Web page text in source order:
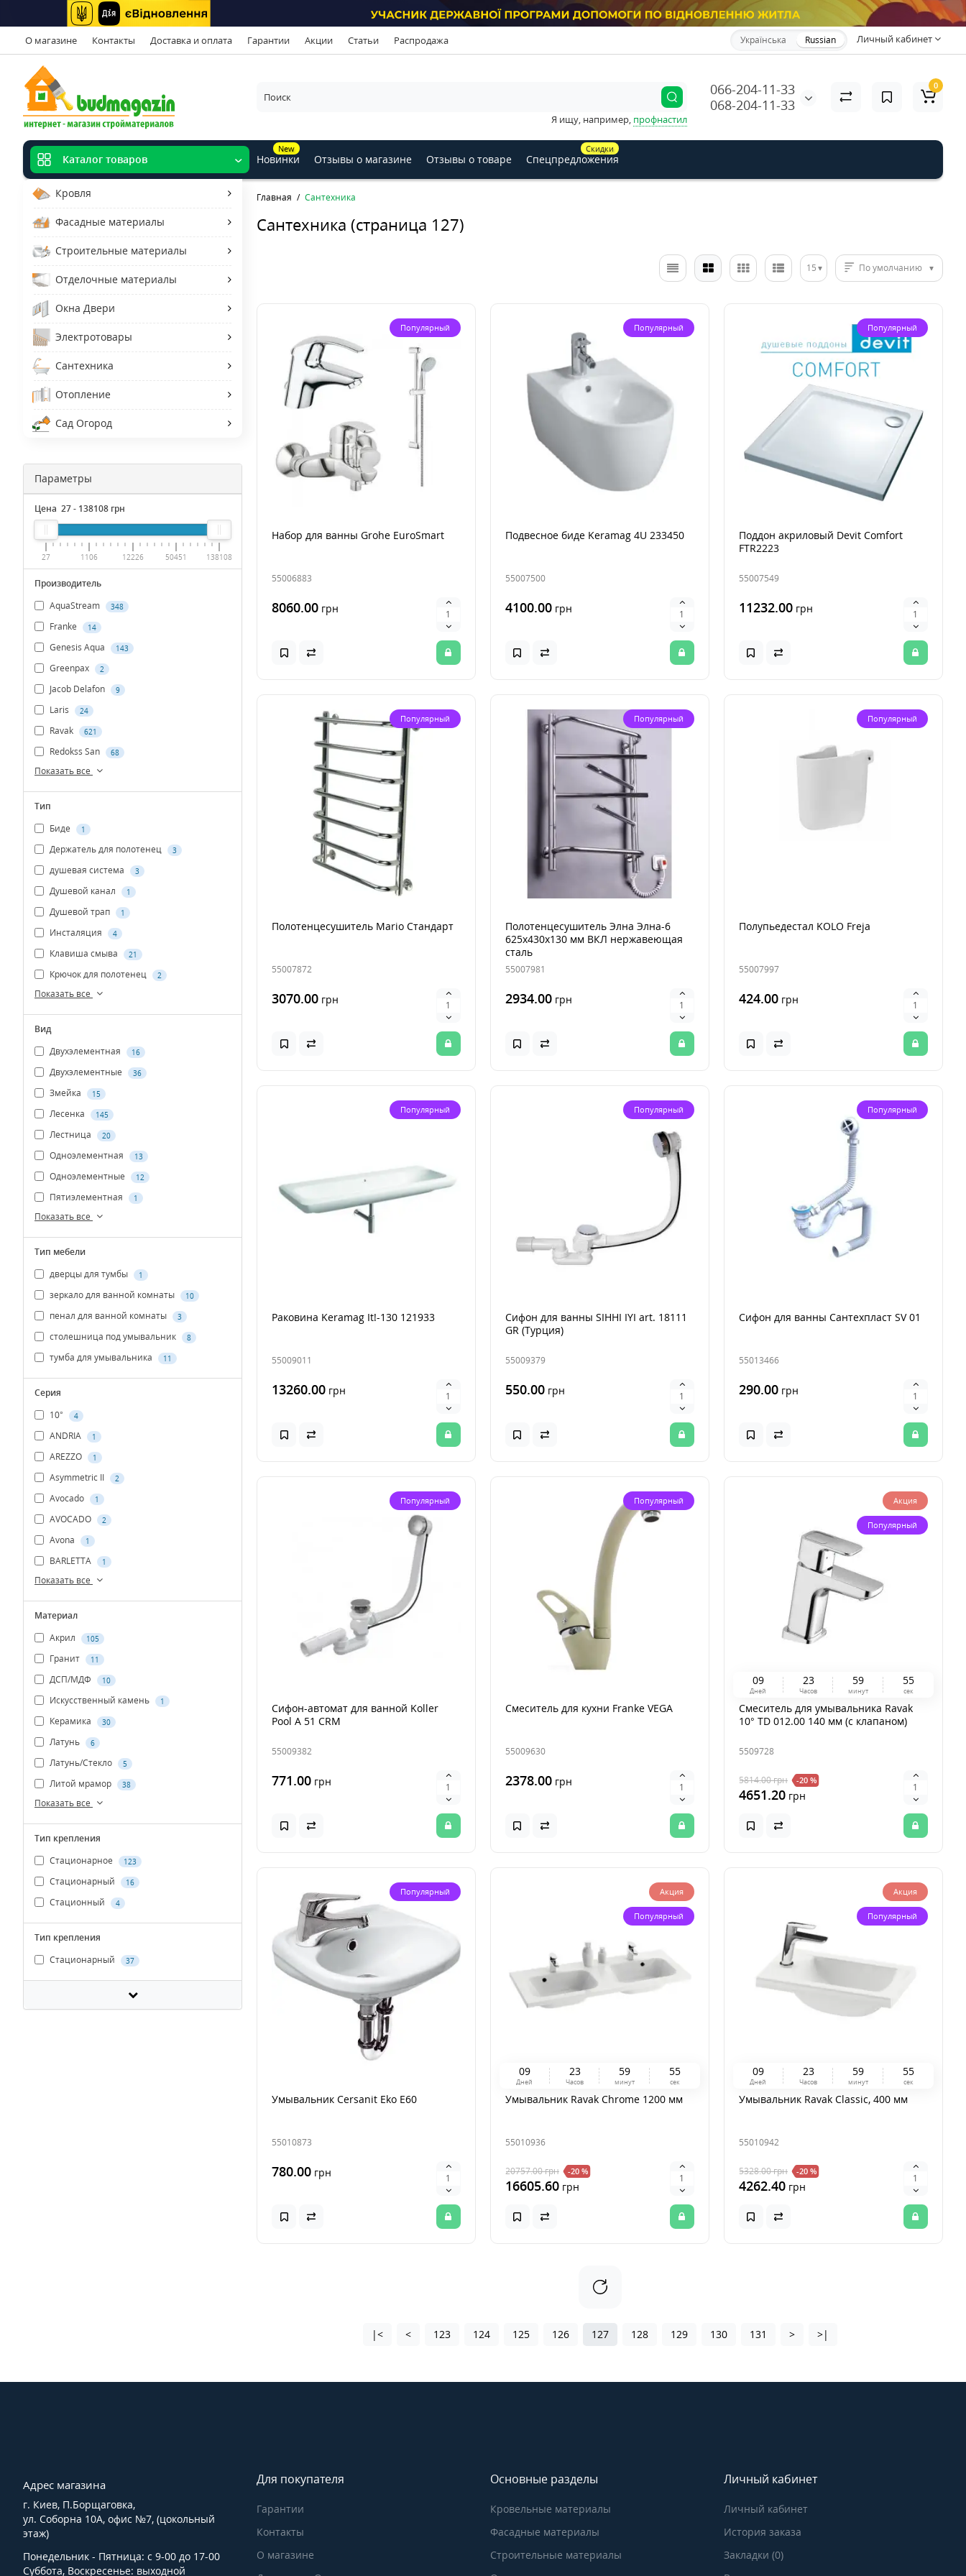
О магазине Контакты Доставка и оплата Гарантии Акции Статьи Распродажа Личный кабинет
Українська Russian
066-204-11-33
068-204-11-33
Я ищу, например, профнастил
0
Главная Сантехника
Сантехника (страница 127)
15 По умолчанию
Популярный
Набор для ванны Grohe EuroSmart
55006883
8060.00 грн
Популярный
Подвесное биде Keramag 4U 233450
55007500
4100.00грн
Популярный
Поддон акриловый Devit Comfort
FTR2223
55007549
11232.00грн
Популярный
Полотенцесушитель Mario Стандарт
55007872
3070.00 грн
Популярный
Полотенцесушитель Элна Элна-6
625x430x130 мм ВКЛ нержавеющая
сталь
55007981
2934.00грн
Популярный
Полупьедестал KOLO Freja
55007997
424.00грн
Популярный
Раковина Keramag It!-130 121933
55009011
13260.00 грн
Популярный
Сифон для ванны SIHHI IYI art. 18111
GR (Турция)
55009379
550.00грн
Популярный
Сифон для ванны Сантехпласт SV 01
55013466
290.00грн
Популярный
Сифон-автомат для ванной Koller
Pool A 51 CRM
55009382
771.00 грн
Популярный
Смеситель для кухни Franke VEGA
55009630
2378.00грн
Акция
Популярный
09
Дней
23
Часов
59
минут
54
сек
Смеситель для умывальника Ravak
10° TD 012.00 140 мм (с клапаном)
5509728
5814.00грн -20 %
4651.20грн
Популярный
Умывальник Cersanit Eko E60
55010873
780.00 грн
Акция
Популярный
09
Дней
23
Часов
59
минут
54
сек
Умывальник Ravak Chrome 1200 мм
55010936
20757.00грн -20 %
16605.60грн
Акция
Популярный
09
Дней
23
Часов
59
минут
54
сек
Умывальник Ravak Classic, 400 мм
55010942
5328.00грн -20 %
4262.40грн
|< < 123 124 125 126 127 128 129 130 131 > >|
Параметры
Цена 27- 138108 грн
27 1106 12226 50451 138108
Производитель
AquaStream
348
Franke 14
Genesis Aqua 143
Greenpax 2
Jacob Delafon 9
Laris 24
Ravak 621
Redokss San 68
Показать все
Тип
Биде
1
Держатель для полотенец 3
душевая система 3
Душевой канал 1
Душевой трап 1
Инсталяция 4
Клавиша смыва 21
Крючок для полотенец 2
Показать все
Вид
Двухэлементная
16
Двухэлементные 36
Змейка 15
Лесенка 145
Лестница 20
Одноэлементная 13
Одноэлементные 12
Пятиэлементная 1
Показать все
Тип мебели
дверцы для тумбы
1
зеркало для ванной комнаты 10
пенал для ванной комнаты 3
столешница под умывальник 8
тумба для умывальника 11
Серия
10°
4
ANDRIA 1
AREZZO 1
Asymmetric II 2
Avocado 1
AVOCADO 2
Avona 1
BARLETTA 1
Показать все
Материал
Акрил
105
Гранит 11
ДСП/МДФ 10
Искусственный камень 1
Керамика 30
Латунь 6
Латунь/Стекло 5
Литой мрамор 38
Показать все
Тип крепления
Стационарное
123
Стационарный 16
Стационный 4
Тип крепления
Стационарный
37
Каталог товаров
Кровля
Фасадные материалы
Строительные материалы
Отделочные материалы
Окна Двери
Электротовары
Сантехника
Отопление
Сад Огород
New
Новинки Отзывы о магазине Отзывы о товаре
Скидки
Спецпредложения
Адрес магазина
г. Киев, П.Борщаговка,
ул. Соборна 10А, офис №7, (цокольный
этаж)
Понедельник - Пятница: с 9-00 до 17-00
Суббота, Воскресенье: выходной
Для покупателя
Гарантии
Контакты
О магазине
Основные разделы
Кровельные материалы
Фасадные материалы
Строительные материалы
Личный кабинет
Личный кабинет
История заказа
Закладки (0)